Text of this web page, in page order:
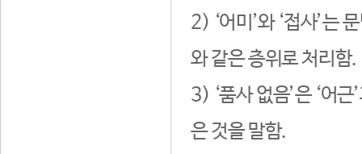
2) ‘어미’와 ‘접사’는
와 같은 층위로 처리함.
3) ‘품사 없음’은 ‘어
은 것을 말함.